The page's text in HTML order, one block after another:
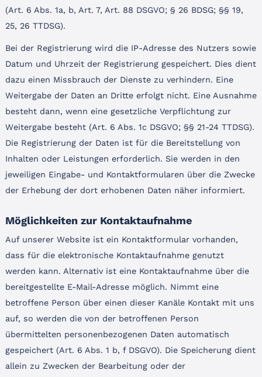
(Art. 6 Abs. 1a, b, Art. 7, Art. 88 DSGVO; § 26 BDSG; §§ 19,
25, 26 TTDSG).
Bei der Registrierung wird die IP-Adresse des Nutzers sowie
Datum und Uhrzeit der Registrierung gespeichert. Dies dient
dazu einen Missbrauch der Dienste zu verhindern. Eine
Weitergabe der Daten an Dritte erfolgt nicht. Eine Ausnahme
besteht dann, wenn eine gesetzliche Verpflichtung zur
Weitergabe besteht (Art. 6 Abs. 1c DSGVO; §§ 21-24 TTDSG).
Die Registrierung der Daten ist für die Bereitstellung von
Inhalten oder Leistungen erforderlich. Sie werden in den
jeweiligen Eingabe- und Kontaktformularen über die Zwecke
der Erhebung der dort erhobenen Daten näher informiert.
Möglichkeiten zur Kontaktaufnahme
Auf unserer Website ist ein Kontaktformular vorhanden,
dass für die elektronische Kontaktaufnahme genutzt
werden kann. Alternativ ist eine Kontaktaufnahme über die
bereitgestellte E-Mail-Adresse möglich. Nimmt eine
betroffene Person über einen dieser Kanäle Kontakt mit uns
auf, so werden die von der betroffenen Person
übermittelten personenbezogenen Daten automatisch
gespeichert (Art. 6 Abs. 1 b, f DSGVO). Die Speicherung dient
allein zu Zwecken der Bearbeitung oder der